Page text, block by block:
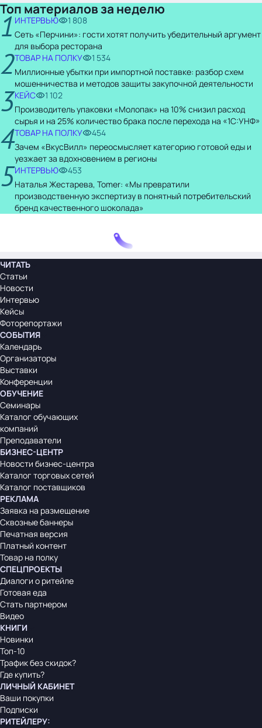
Топ материалов за неделю
1 ИНТЕРВЬЮ
1 808
Сеть «Перчини»: гости хотят получить убедительный аргумент
для выбора ресторана
2ТОВАР НА ПОЛКУ
1 534
Миллионные убытки при импортной поставке: разбор схем
мошенничества и методов защиты закупочной деятельности
3КЕЙС
1 102
Производитель упаковки «Молопак» на 10% снизил расход
сырья и на 25% количество брака после перехода на «1С:УНФ»
4ТОВАР НА ПОЛКУ
454
Зачем «ВкусВилл» переосмысляет категорию готовой еды и
уезжает за вдохновением в регионы
5ИНТЕРВЬЮ
453
Наталья Жестарева, Tomer: «Мы превратили
производственную экспертизу в понятный потребительский
бренд качественного шоколада»
ЧИТАТЬ
Статьи
Новости
Интервью
Кейсы
Фоторепортажи
СОБЫТИЯ
Календарь
Организаторы
Выставки
Конференции
ОБУЧЕНИЕ
Семинары
Каталог обучающих
компаний
Преподаватели
БИЗНЕС-ЦЕНТР
Новости бизнес-центра
Каталог торговых сетей
Каталог поставщиков
РЕКЛАМА
Заявка на размещение
Сквозные баннеры
Печатная версия
Платный контент
Товар на полку
СПЕЦПРОЕКТЫ
Диалоги о ритейле
Готовая еда
Стать партнером
Видео
КНИГИ
Новинки
Топ-10
Трафик без скидок?
Где купить?
ЛИЧНЫЙ КАБИНЕТ
Ваши покупки
Подписки
РИТЕЙЛЕРУ: